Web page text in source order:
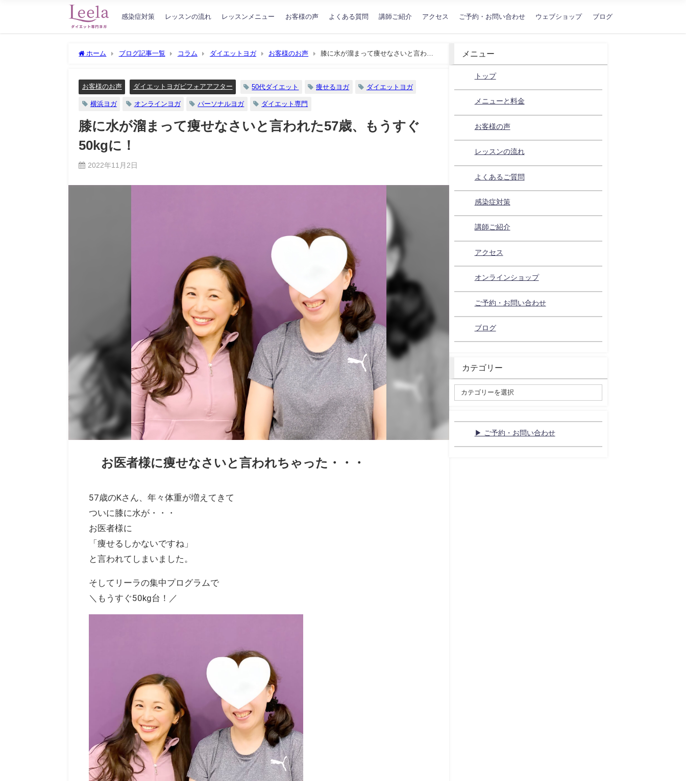
感染症対策 レッスンの流れ レッスンメニュー お客様の声 よくある質問 講師ご紹介 アクセス ご予約・お問い合わせ ウェブショップ ブログ
ホーム ブログ記事一覧 コラム ダイエットヨガ お客様のお声
膝に水が溜まって痩せなさいと言われ
お客様のお声 ダイエットヨガビフォアアフター 50代ダイエット 痩せるヨガ ダイエットヨガ
横浜ヨガ オンラインヨガ パーソナルヨガ ダイエット専門
膝に水が溜まって痩せなさいと言われた57歳、もうすぐ
50kgに！
2022年11月2日
お医者様に痩せなさいと言われちゃった・・・
57歳のKさん、年々体重が増えてきて
ついに膝に水が・・・
お医者様に
「痩せるしかないですね」
と言われてしまいました。
そしてリーラの集中プログラムで
＼もうすぐ50kg台！／
メニュー
トップ
メニューと料金
お客様の声
レッスンの流れ
よくあるご質問
感染症対策
講師ご紹介
アクセス
オンラインショップ
ご予約・お問い合わせ
ブログ
カテゴリー
▶ ご予約・お問い合わせ